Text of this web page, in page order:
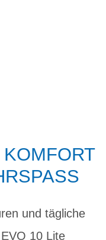
und tägliche
10 Lite